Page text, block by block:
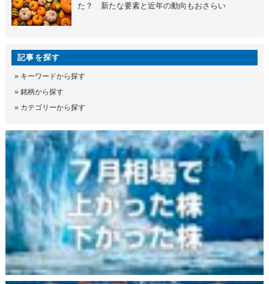
た？ 新たな要素と近年の動向もおさらい
記事を探す
» キーワードから探す
» 銘柄から探す
» カテゴリーから探す